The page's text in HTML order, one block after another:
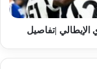
|تفاصيل